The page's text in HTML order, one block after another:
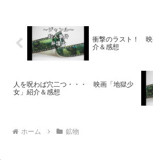
衝撃のラスト！ 映
介＆感想
人を呪わば穴二つ・・・ 映画「地獄少
女」紹介＆感想
ホーム 鉱物